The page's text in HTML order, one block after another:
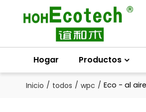
Hogar Productos
Inicio / todos / wpc / Eco - al